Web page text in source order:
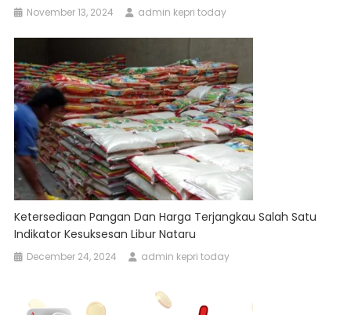
November 13, 2024 admin kepri today
Ketersediaan Pangan Dan Harga Terjangkau Salah Satu
Indikator Kesuksesan Libur Nataru
December 24, 2024 admin kepri today